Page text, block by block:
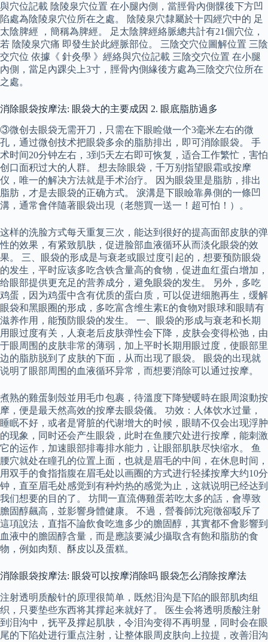
與穴位記載 陰陵泉穴位置 在小腿內側，當脛骨內側髁後下方凹
陷處為陰陵泉穴位所在之處。 陰陵泉穴隸屬於十四經穴中的 足
太陰脾經 ，簡稱為脾經。 足太陰脾經絡脈總共計有21個穴位，
若 陰陵泉穴痛 即發生於此經脈部位。 三陰交穴位圖解位置 三陰
交穴位 依據《 針灸學 》經絡與穴位記載 三陰交穴位置 在小腿
內側，當足內踝尖上3寸，脛骨內側緣後方處為三陰交穴位所在
之處。
消除眼袋按摩法: 眼袋大的主要成因 2. 眼底脂肪過多
③微创去眼袋无需开刀，只需在下眼睑做一个3毫米左右的微
孔，通过微创技术把眼袋多余的脂肪排出，即可消除眼袋。 手
术时间20分钟左右，3到5天左右即可恢复，适合工作繁忙，害怕
创口面积过大的人群。 想去除眼袋，千万别指望眼霜或按摩
仪，唯一的解决方法就是手术治疗。 因为眼袋里是脂肪，排出
脂肪，才是去眼袋的正确方式。 淚溝是下眼瞼靠鼻側的一條凹
溝，通常會伴隨著眼袋出現（老態買一送一！超可怕！）。
这样的洗脸方式每天重复三次，能达到很好的提高面部皮肤的弹
性的效果，有紧致肌肤，促进脸部血液循环从而淡化眼袋的效
果。 三、眼袋的形成是与衰老或眼过度引起的，想要预防眼袋
的发生，平时应该多吃含铁含量高的食物，促进血红蛋白增加，
给眼部提供更充足的营养成分，避免眼袋的发生。 另外，多吃
鸡蛋，因为鸡蛋中含有优质的蛋白质，可以促进细胞再生，缓解
眼袋和黑眼圈的形成，多吃富含维生素E的食物对眼球和眼睛有
滋养作用，能预防眼袋的发生。 一、眼袋的形成与衰老和长期
用眼过度有关，人衰老后皮肤弹性会下降，皮肤会变得松弛，由
于眼周围的皮肤非常的薄弱，加上平时长期用眼过度，使眼部里
边的脂肪脱到了皮肤的下面，从而出现了眼袋。 眼袋的出现就
说明了眼部周围的血液循环异常，而想要消除可以通过按摩。
煮熟的雞蛋剝殼並用毛巾包裹，待溫度下降變暖時在眼周滾動按
摩，便是最天然高效的按摩去眼袋儀。 功效：人体饮水过量，
睡眠不好，或者是肾脏的代谢增大的时候，眼睛不仅会出现浮肿
的现象，同时还会产生眼袋，此时在鱼腰穴处进行按摩，能刺激
它的运作，加速眼部排毒排水能力，让眼部肌肤尽快缩水。 鱼
腰穴就处在瞳孔的位置上面，也就是眉毛的中间，在休息时间，
用双手的食指指腹在眉毛处以画圈的方式进行轻揉按摩大约10分
钟，直至眉毛处感觉到有种灼热的感觉为止，这就说明已经达到
我们想要的目的了。 坊間一直流傳雞蛋若吃太多的話，會導致
膽固醇飆高，並影響身體健康。 不過，營養師沈宛徵卻駁斥了
這項說法，直指不論飲食吃進多少的膽固醇，其實都不會影響到
血液中的膽固醇含量，而是應該要減少攝取含有飽和脂肪的食
物，例如肉類、酥皮以及蛋糕。
消除眼袋按摩法: 眼袋可以按摩消除吗 眼袋怎么消除按摩法
注射透明质酸针的原理很简单，既然泪沟是下陷的眼部肌肉组
织，只要垫些东西将其撑起来就好了。 医生会将透明质酸注射
到泪沟中，抚平及撑起肌肤，令泪沟变得不再明显，同时会在眼
尾的下陷处进行重点注射，让整体眼周皮肤向上拉提，改善泪沟